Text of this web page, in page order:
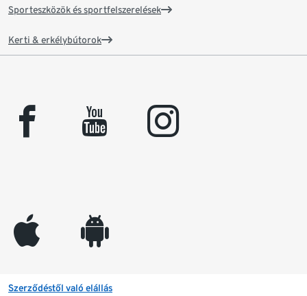
Sporteszközök és sportfelszerelések
Kerti & erkélybútorok
facebook youtube instagram
appleinc android
Szerződéstől való elállás